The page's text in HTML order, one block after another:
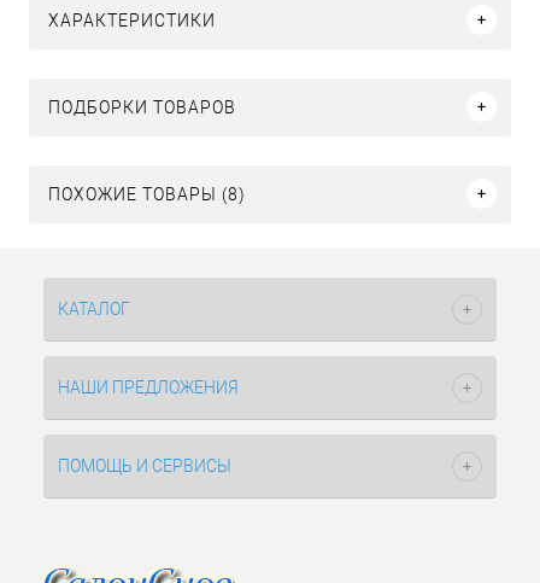
ХАРАКТЕРИСТИКИ
ПОДБОРКИ ТОВАРОВ
ПОХОЖИЕ ТОВАРЫ (8)
КАТАЛОГ
НАШИ ПРЕДЛОЖЕНИЯ
ПОМОЩЬ И СЕРВИСЫ